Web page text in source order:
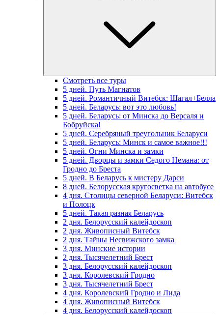
Смотреть все туры
5 дней. Путь Магнатов
5 дней. Романтичный Витебск: Шагал+Белла
5 дней. Беларусь: вот это любовь!
5 дней. Беларусь: от Минска до Версаля и
Бобруйска!
5 дней. Серебряный треугольник Беларуси
5 дней. Беларусь: Минск и самое важное!!!
5 дней. Огни Минска и замки
5 дней. Дворцы и замки Седого Немана: от
Гродно до Бреста
5 дней. В Беларусь к мистеру Дарси
8 дней. Белорусская кругосветка на автобусе
4 дня. Столицы северной Беларуси: Витебск
и Полоцк
5 дней. Такая разная Беларусь
2 дня. Белорусский калейдоскоп
2 дня. Живописный Витебск
2 дня. Тайны Несвижского замка
3 дня. Минские истории
2 дня. Тысячелетний Брест
3 дня. Белорусский калейдоскоп
3 дня. Королевский Гродно
3 дня. Тысячелетний Брест
4 дня. Королевский Гродно и Лида
4 дня. Живописный Витебск
4 дня. Белорусский калейдоскоп